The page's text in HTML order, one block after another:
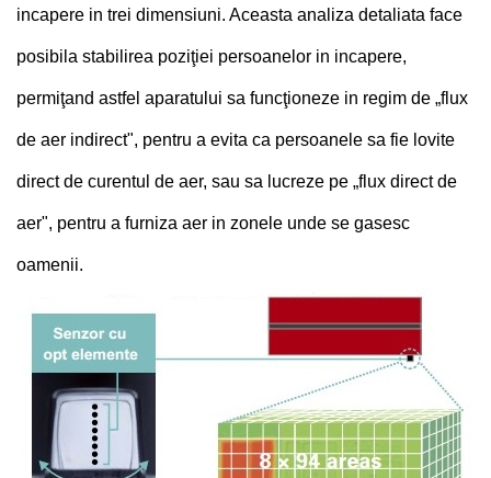
incapere in trei dimensiuni. Aceasta analiza detaliata face
posibila stabilirea poziţiei persoanelor in incapere,
permiţand astfel aparatului sa funcţioneze in regim de „flux
de aer indirect", pentru a evita ca persoanele sa fie lovite
direct de curentul de aer, sau sa lucreze pe „flux direct de
aer", pentru a furniza aer in zonele unde se gasesc
oamenii.